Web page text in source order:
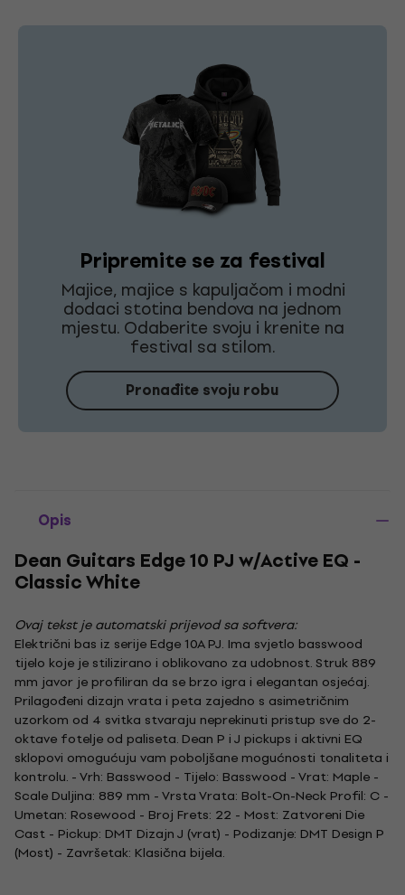
Pripremite se za festival
Majice, majice s kapuljačom i modni
dodaci stotina bendova na jednom
mjestu. Odaberite svoju i krenite na
festival sa stilom.
Pronađite svoju robu
Opis
Dean Guitars Edge 10 PJ w/Active EQ -
Classic White
Ovaj tekst je automatski prijevod sa softvera:
Električni bas iz serije Edge 10A PJ. Ima svjetlo basswood
tijelo koje je stilizirano i oblikovano za udobnost. Struk 889
mm javor je profiliran da se brzo igra i elegantan osjećaj.
Prilagođeni dizajn vrata i peta zajedno s asimetričnim
uzorkom od 4 svitka stvaraju neprekinuti pristup sve do 2-
oktave fotelje od paliseta. Dean P i J pickups i aktivni EQ
sklopovi omogućuju vam poboljšane mogućnosti tonaliteta i
kontrolu. - Vrh: Basswood - Tijelo: Basswood - Vrat: Maple -
Scale Duljina: 889 mm - Vrsta Vrata: Bolt-On-Neck Profil: C -
Umetan: Rosewood - Broj Frets: 22 - Most: Zatvoreni Die
Cast - Pickup: DMT Dizajn J (vrat) - Podizanje: DMT Design P
(Most) - Završetak: Klasična bijela.